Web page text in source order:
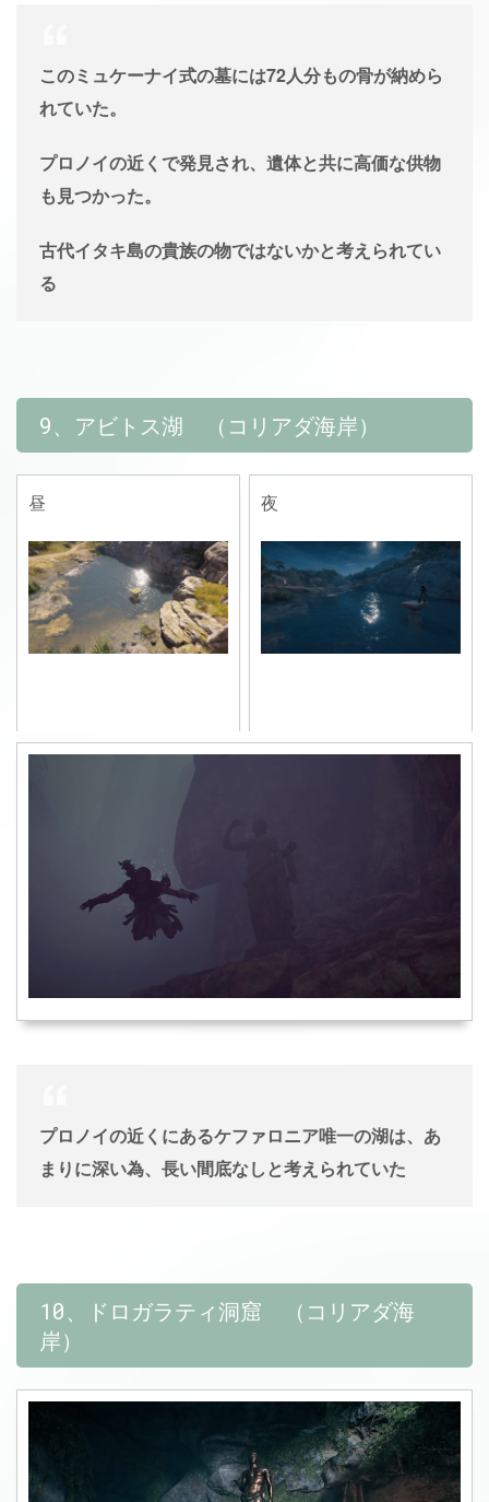
このミュケーナイ式の墓には72人分もの骨が納めら
れていた。
プロノイの近くで発見され、遺体と共に高価な供物
も見つかった。
古代イタキ島の貴族の物ではないかと考えられてい
る
9、アビトス湖 （コリアダ海岸）
昼 夜
プロノイの近くにあるケファロニア唯一の湖は、あ
まりに深い為、長い間底なしと考えられていた
10、ドロガラティ洞窟 （コリアダ海
岸）